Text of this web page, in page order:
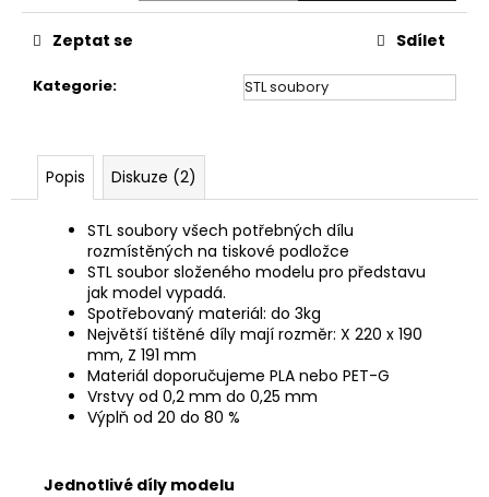
Kategorie: STL soubory
Zeptat se Sdílet
Popis Diskuze (2)
STL soubory všech potřebných dílu
rozmístěných na tiskové podložce
STL soubor složeného modelu pro představu
jak model vypadá.
Spotřebovaný materiál: do 3kg
Největší tištěné díly mají rozměr: X 220 x 190
mm, Z 191 mm
Materiál doporučujeme PLA nebo PET-G
Vrstvy od 0,2 mm do 0,25 mm
Výplň od 20 do 80 %
Jednotlivé díly modelu
u
m